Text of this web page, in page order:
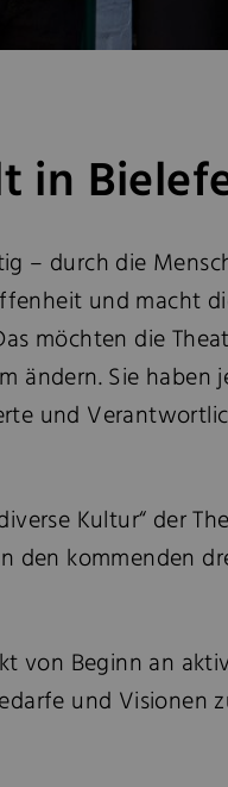
in
– durch die
und macht
möchten die
ändern. Sie
und
Kultur“ der
den kommenden
von Beginn an
und